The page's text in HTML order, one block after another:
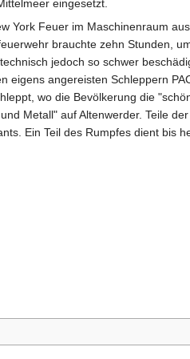
eingesetzt.
York Feuer im Maschinenraum
brauchte zehn Stunden,
jedoch so schwer
eigens angereisten Schleppern
wo die Bevölkerung die
Metall" auf Altenwerder. Teile
Ein Teil des Rumpfes dient bis